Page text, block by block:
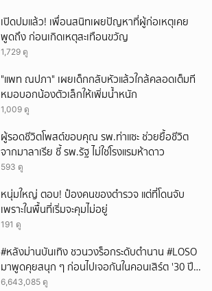
เปิดปมแล้ว! เพื่อนสนิทเผยปัญหาที่ผู้ก่อเหตุเคย
พูดถึง ก่อนเกิดเหตุสะเทือนขวัญ
1,729 ดู
"แพท ณปภา" เผยเด็กกลับหัวแล้วใกล้คลอดเต็มที
หมอบอกน้องตัวเล็กให้เพิ่มน้ำหนัก
1,009 ดู
ผู้รอดชีวิตโพสต์ขอบคุณ รพ.ท่าแซะ ช่วยยื้อชีวิต
จากมาลาเรีย ชี้ รพ.รัฐ ไม่ใช่โรงแรมห้าดาว
593 ดู
หนุ่มใหญ่ ตอบ! ป๋องคนของตำรวจ แต่ที่โดนจับ
เพราะในพื้นที่เริ่มจะคุมไม่อยู่
191 ดู
#หลังม่านบันเทิง ชวนวงร็อกระดับตำนาน #LOSO
มาพูดคุยสนุก ๆ ก่อนไปเจอกันในคอนเสิร์ต '30 ปี
LOSO นานเท่าไรก็รอ'
6,643,085 ดู